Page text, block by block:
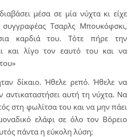
μέσα σε μία νύχτα κι είχε
Τσαρλς Μπουκόφσκι,
καρδιά του. Τότε πήρε την
και λίγο τον εαυτό του και να
δίκαιο. Ήθελε ρεπό. Ήθελε να
αντικαταστήσει αυτή τη νύχτα. Να
στη φωλίτσα του και να μην πάει
ελάφι σε όλο τον Βόρειο
πάντα η εύκολη λύση;